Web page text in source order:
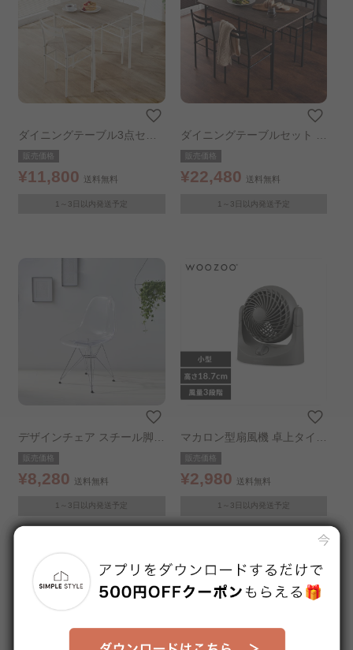
ダイニングテーブル3点セッ
ト ナチュラル
販売価格
¥11,800 送料無料
1～3日以内発送予定
ダイニングテーブルセット 4
人用 5点セット ブラウン
販売価格
¥22,480 送料無料
1～3日以内発送予定
デザインチェア スチール脚
クリア
販売価格
¥8,280 送料無料
1～3日以内発送予定
マカロン型扇風機 卓上タイプ
グレー
販売価格
¥2,980 送料無料
1～3日以内発送予定